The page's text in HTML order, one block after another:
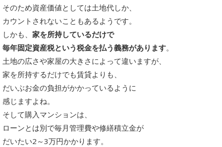
そのため資産価値としては土地代しか、
カウントされないこともあるようです。
しかも、 家を所持しているだけで
毎年固定資産税という税金を払う義務があります。
土地の広さや家屋の大きさによって違いますが、
家を所持するだけでも賃貸よりも、
だいぶお金の負担がかかっているように
感じますよね。
そして購入マンションは、
ローンとは別で毎月管理費や修繕積立金が
だいたい2～3万円かかります。